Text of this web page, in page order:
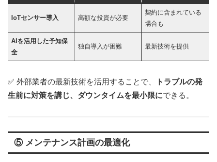
IoTセンサー導入 高額な投資が必要
契約に含まれている
場合も
AIを活用した予知保
全
独自導入が困難 最新技術を提供
✅ 外部業者の最新技術を活用することで、
トラブルの発
生前に対策を講じ、ダウンタイムを最小限にできる。
⑤ メンテナンス計画の最適化